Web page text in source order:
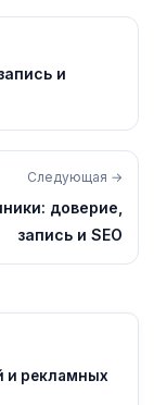
и
Следующая →
доверие,
запись и SEO
и рекламных